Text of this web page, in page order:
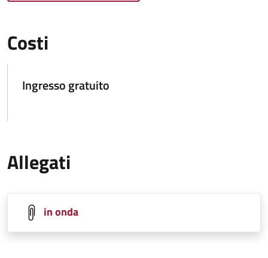
Costi
Ingresso gratuito
Allegati
in onda